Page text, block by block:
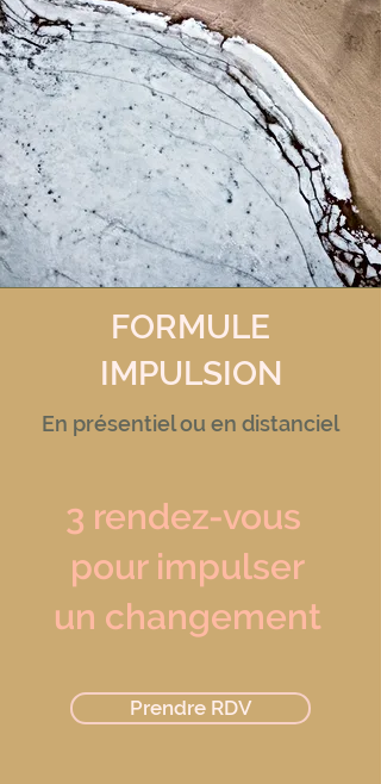
FORMULE
IMPULSION
En présentiel ou en distanciel
3 rendez-vous
pour impulser
un changement
Prendre RDV